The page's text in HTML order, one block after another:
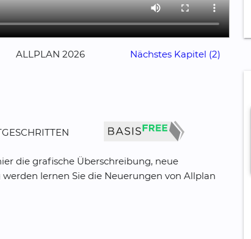
ALLPLAN 2026 Nächstes Kapitel (2)
die grafische Überschreibung, neue
lernen Sie die Neuerungen von Allplan